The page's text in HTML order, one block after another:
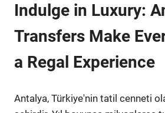
Indulge in Luxury:
Transfers Make
a Regal Experience
Antalya, Türkiye'nin tatil cenneti